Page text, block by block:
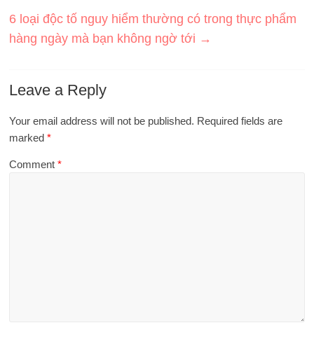
6 loại độc tố nguy hiểm thường có trong thực phẩm
hàng ngày mà bạn không ngờ tới →
Leave a Reply
Your email address will not be published. Required fields are
marked*
Comment*